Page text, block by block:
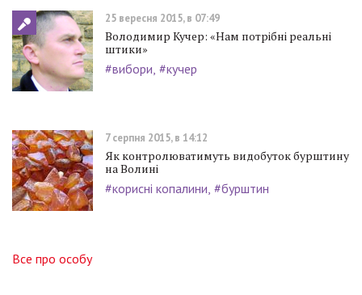
25 вересня 2015, в 07:49
Володимир Кучер: «Нам потрібні реальні
штики»
#вибори #кучер
7 серпня 2015, в 14:12
Як контролюватимуть видобуток бурштину
на Волині
#корисні копалини #бурштин
Все про особу